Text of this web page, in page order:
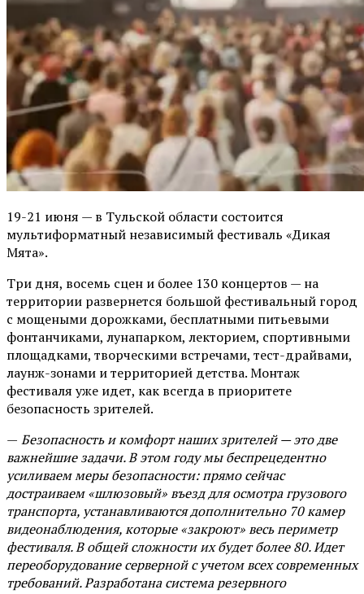
19-21 июня — в Тульской области состоится
мультиформатный независимый фестиваль «Дикая
Мята».
Три дня, восемь сцен и более 130 концертов — на
территории развернется большой фестивальный город
с мощеными дорожками, бесплатными питьевыми
фонтанчиками, лунапарком, лекторием, спортивными
площадками, творческими встречами, тест-драйвами,
лаунж-зонами и территорией детства. Монтаж
фестиваля уже идет, как всегда в приоритете
безопасность зрителей.
— Безопасность и комфорт наших зрителей — это две
важнейшие задачи. В этом году мы беспрецедентно
усиливаем меры безопасности: прямо сейчас
достраиваем «шлюзовый» въезд для осмотра грузового
транспорта, устанавливаются дополнительно 70 камер
видеонаблюдения, которые «закроют» весь периметр
фестиваля. В общей сложности их будет более 80. Идет
переоборудование серверной с учетом всех современных
требований. Разработана система резервного